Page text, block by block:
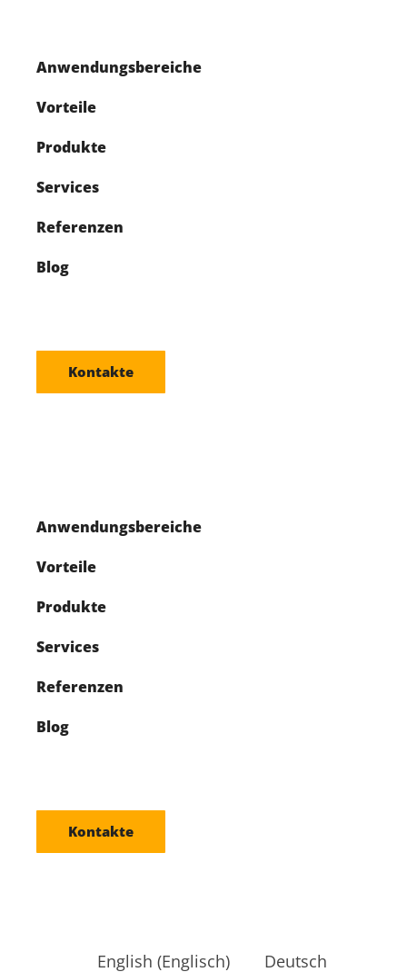
Anwendungsbereiche
Vorteile
Produkte
Services
Referenzen
Blog
Kontakte
Anwendungsbereiche
Vorteile
Produkte
Services
Referenzen
Blog
Kontakte
English (Englisch) Deutsch